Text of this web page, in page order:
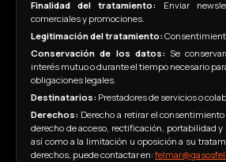
Finalidad del tratamiento: Enviar
comerciales y promociones.
Legitimación del tratamiento:
Conservación de los datos:Se
interés mutuo o durante el tiempo necesario
obligaciones legales.
Destinatarios: Prestadores de servicios o
Derechos: Derecho a retirar el
derecho de acceso, rectificación, portabilidad
así como a la limitación u oposición a su
derechos, puede contactar en: